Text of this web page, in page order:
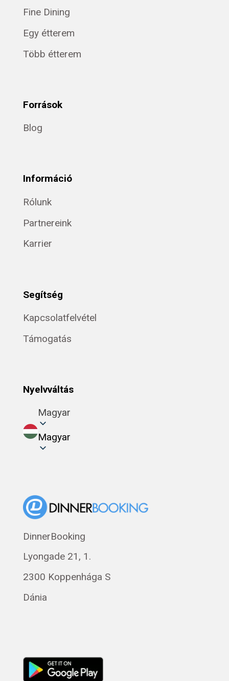
Fine Dining
Egy étterem
Több étterem
Források
Blog
Információ
Rólunk
Partnereink
Karrier
Segítség
Kapcsolatfelvétel
Támogatás
Nyelvváltás
Magyar
Magyar
DinnerBooking
Lyongade 21, 1.
2300 Koppenhága S
Dánia